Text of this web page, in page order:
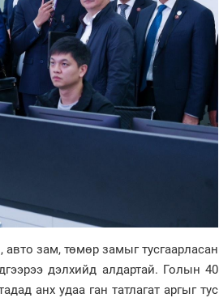
авто зам, төмөр замыг тусгаарласан
дэлхийд алдартай. Голын 40
анх удаа ган татлагат аргыг тус